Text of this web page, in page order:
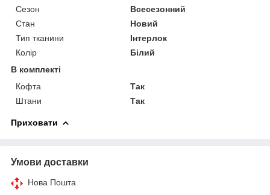
Сезон
Всесезонний
Стан
Новий
Тип тканини
Інтерлок
Колір
Білий
В комплекті
Кофта
Так
Штани
Так
Приховати
Умови доставки
Нова Пошта